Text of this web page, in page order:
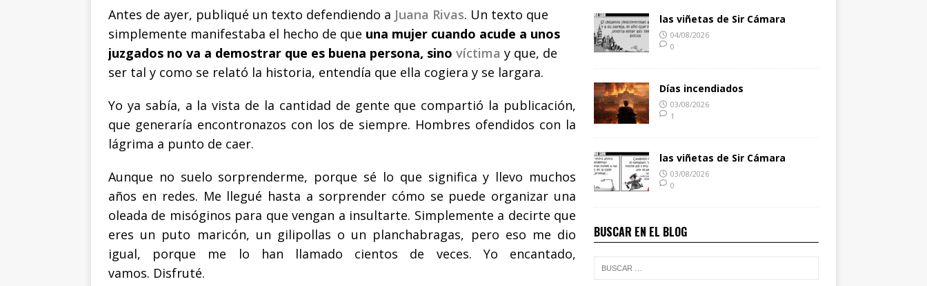
Antes de ayer, publiqué un texto defendiendo a Juana Rivas. Un texto que
simplemente manifestaba el hecho de que una mujer cuando acude a unos
juzgados no va a demostrar que es buena persona, sino víctima y que, de
ser tal y como se relató la historia, entendía que ella cogiera y se largara.
Yo ya sabía, a la vista de la cantidad de gente que compartió la publicación,
que generaría encontronazos con los de siempre. Hombres ofendidos con la
lágrima a punto de caer.
Aunque no suelo sorprenderme, porque sé lo que significa y llevo muchos
años en redes. Me llegué hasta a sorprender cómo se puede organizar una
oleada de misóginos para que vengan a insultarte. Simplemente a decirte que
eres un puto maricón, un gilipollas o un planchabragas, pero eso me dio
igual, porque me lo han llamado cientos de veces. Yo encantado,
vamos. Disfruté.
las viñetas de Sir Cámara
04/08/2026
0
Días incendiados
03/08/2026
1
las viñetas de Sir Cámara
03/08/2026
0
BUSCAR EN EL BLOG